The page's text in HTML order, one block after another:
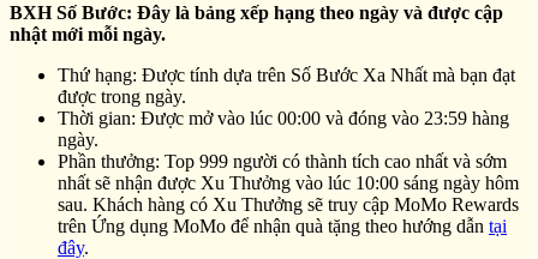
BXH Số Bước: Đây là bảng xếp hạng theo ngày và được cập
nhật mới mỗi ngày.
Thứ hạng: Được tính dựa trên Số Bước Xa Nhất mà bạn đạt
được trong ngày.
Thời gian: Được mở vào lúc 00:00 và đóng vào 23:59 hàng
ngày.
Phần thưởng: Top 999 người có thành tích cao nhất và sớm
nhất sẽ nhận được Xu Thưởng vào lúc 10:00 sáng ngày hôm
sau. Khách hàng có Xu Thưởng sẽ truy cập MoMo Rewards
trên Ứng dụng MoMo để nhận quà tặng theo hướng dẫn tại
đây.